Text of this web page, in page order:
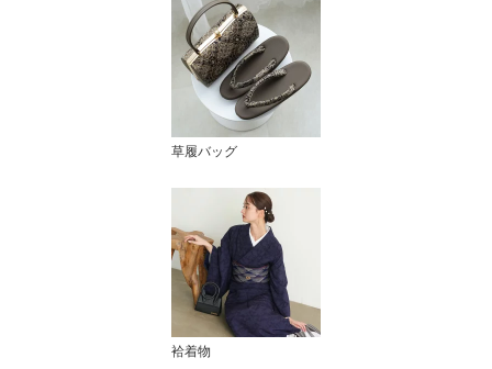
草履バッグ
袷着物